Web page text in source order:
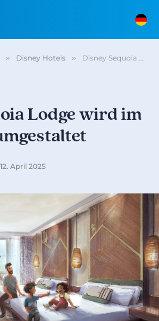
» Disney Hotels » Disney Sequoia Lodge wird im großen Stil umgestaltet
Lodge wird im
12. April 2025